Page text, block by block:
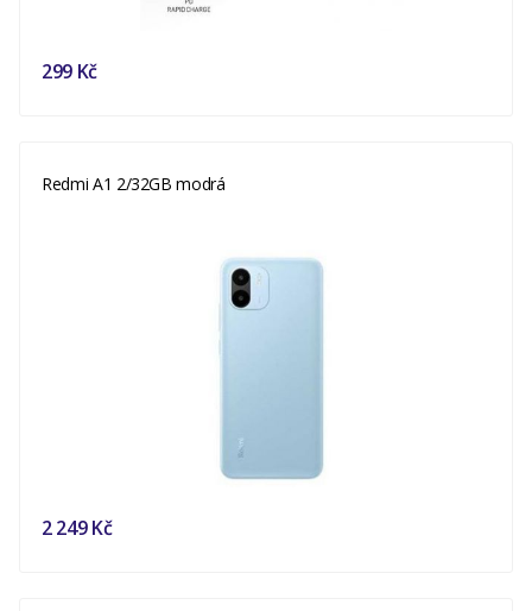
299 Kč
Redmi A1 2/32GB modrá
2 249 Kč